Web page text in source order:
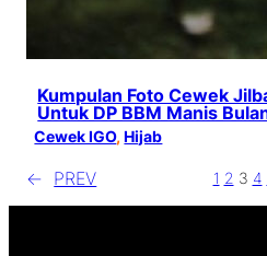
Kumpulan Foto Cewek
Untuk DP BBM Manis
Cewek IGO, Hijab
← PREV 1 2 3 4